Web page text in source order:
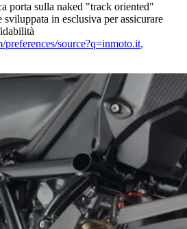
porta sulla naked "track oriented"
sviluppata in esclusiva per assicurare
source?q=inmoto.it,